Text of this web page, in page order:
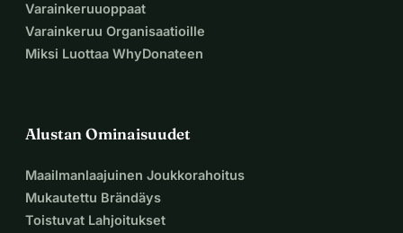
Varainkeruuoppaat
Varainkeruu Organisaatioille
Miksi Luottaa WhyDonateen
Alustan Ominaisuudet
Maailmanlaajuinen Joukkorahoitus
Mukautettu Brändäys
Toistuvat Lahjoitukset